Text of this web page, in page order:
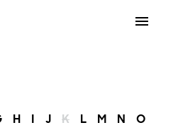
H I J K L M N O